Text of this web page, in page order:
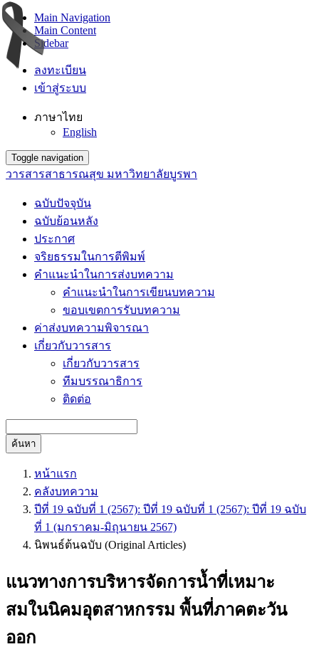
Main Navigation
Main Content
Sidebar
ลงทะเบียน
เข้าสู่ระบบ
ภาษาไทย
English
Toggle navigation
วารสารสาธารณสุข มหาวิทยาลัยบูรพา
ฉบับปัจจุบัน
ฉบับย้อนหลัง
ประกาศ
จริยธรรมในการตีพิมพ์
คำแนะนำในการส่งบทความ
คำแนะนำในการเขียนบทความ
ขอบเขตการรับบทความ
ค่าส่งบทความพิจารณา
เกี่ยวกับวารสาร
เกี่ยวกับวารสาร
ทีมบรรณาธิการ
ติดต่อ
ค้นหา
หน้าแรก
คลังบทความ
ปีที่ 19 ฉบับที่ 1 (2567): ปีที่ 19 ฉบับที่ 1 (2567): ปีที่ 19 ฉบับ
ที่ 1 (มกราคม-มิถุนายน 2567)
นิพนธ์ต้นฉบับ (Original Articles)
แนวทางการบริหารจัดการน้ำที่เหมาะ
สมในนิคมอุตสาหกรรม พื้นที่ภาคตะวัน
ออก